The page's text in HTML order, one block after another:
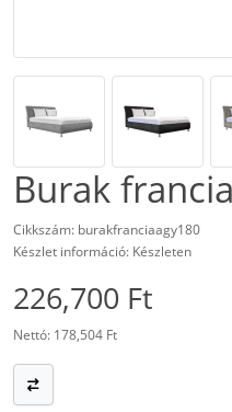
Burak
Cikkszám: burakfranciaagy180
Készlet információ: Készleten
226,700 Ft
Nettó: 178,504 Ft